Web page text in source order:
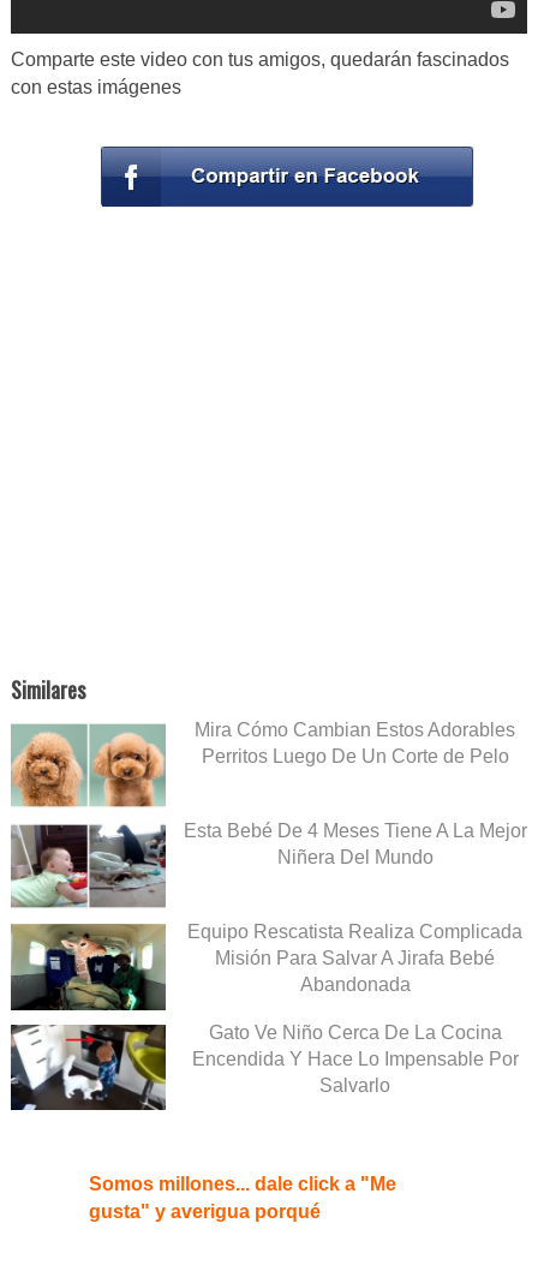
Comparte este video con tus amigos, quedarán fascinados
con estas imágenes
Similares
Mira Cómo Cambian Estos Adorables
Perritos Luego De Un Corte de Pelo
Esta Bebé De 4 Meses Tiene A La Mejor
Niñera Del Mundo
Equipo Rescatista Realiza Complicada
Misión Para Salvar A Jirafa Bebé
Abandonada
Gato Ve Niño Cerca De La Cocina
Encendida Y Hace Lo Impensable Por
Salvarlo
Somos millones... dale click a "Me
gusta" y averigua porqué